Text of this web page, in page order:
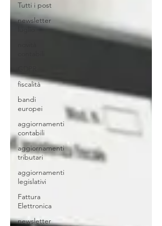
Tutti i post
newsletter
fiscalità
bandi
europei
aggiornamenti
contabili
aggiornamenti
tributari
aggiornamenti
legislativi
Fattura
Elettronica
newsletter